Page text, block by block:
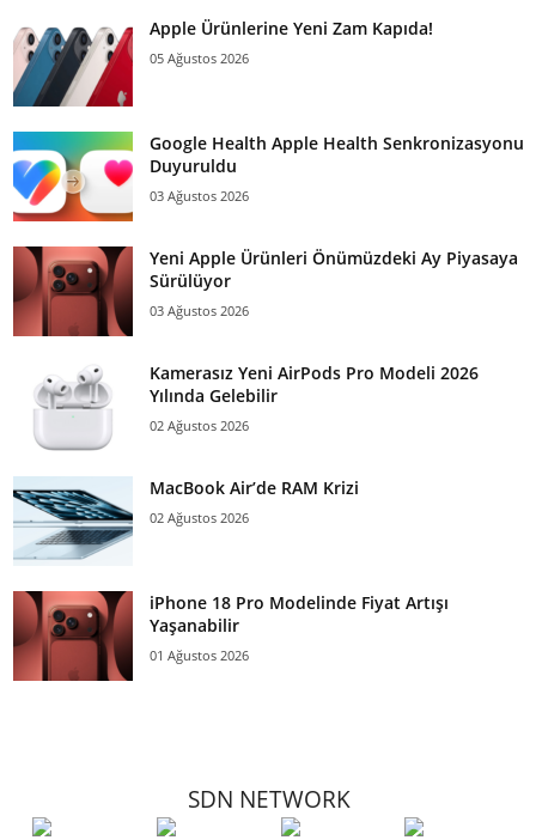
Apple Ürünlerine Yeni Zam Kapıda!
05 Ağustos 2026
Google Health Apple Health Senkronizasyonu
Duyuruldu
03 Ağustos 2026
Yeni Apple Ürünleri Önümüzdeki Ay Piyasaya
Sürülüyor
03 Ağustos 2026
Kamerasız Yeni AirPods Pro Modeli 2026
Yılında Gelebilir
02 Ağustos 2026
MacBook Air’de RAM Krizi
02 Ağustos 2026
iPhone 18 Pro Modelinde Fiyat Artışı
Yaşanabilir
01 Ağustos 2026
SDN NETWORK